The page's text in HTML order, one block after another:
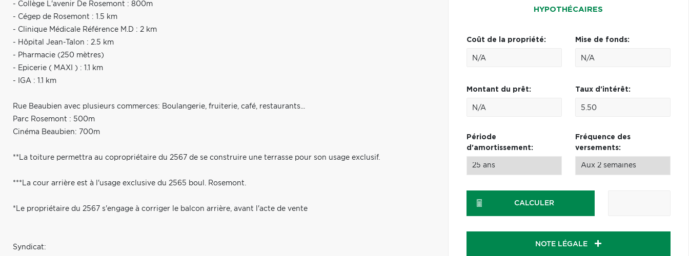
- Collège L'avenir De Rosemont : 800m
- Cégep de Rosemont : 1.5 km
- Clinique Médicale Référence M.D : 2 km
- Hôpital Jean-Talon : 2.5 km
- Pharmacie (250 mètres)
- Epicerie ( MAXI ) : 1.1 km
- IGA : 1.1 km
Rue Beaubien avec plusieurs commerces: Boulangerie, fruiterie, café, restaurants...
Parc Rosemont : 500m
Cinéma Beaubien: 700m
**La toiture permettra au copropriétaire du 2567 de se construire une terrasse pour son usage exclusif.
***La cour arrière est à l'usage exclusive du 2565 boul. Rosemont.
*Le propriétaire du 2567 s'engage à corriger le balcon arrière, avant l'acte de vente
Syndicat:
HYPOTHÉCAIRES
Coût de la propriété: Mise de fonds:
Montant du prêt: Taux d'intérêt:
Période
d'amortissement:
Fréquence des
versements:
CALCULER
NOTE LÉGALE